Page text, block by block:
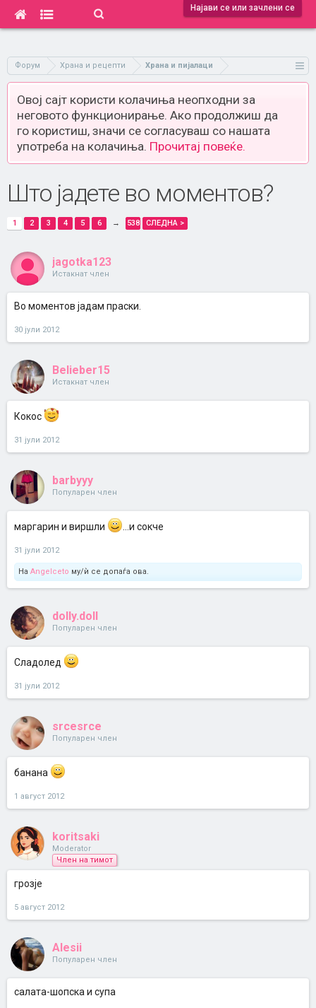
Најави се или зачлени се
Форум Храна и рецепти Храна и пијалаци
Овој сајт користи колачиња неопходни за
неговото функционирање. Ако продолжиш да
го користиш, значи се согласуваш со нашата
употреба на колачиња. Прочитај повеќе.
Што јадете во моментов?
1 2 3 4 5 6 → 538 СЛЕДНА >
jagotka123
Истакнат член
Во моментов јадам праски.
30 јули 2012
Belieber15
Истакнат член
Кокос
31 јули 2012
barbyyy
Популарен член
маргарин и виршли ...и сокче
31 јули 2012
На Angelceto му/ѝ се допаѓа ова.
dolly.doll
Популарен член
Сладолед
31 јули 2012
srcesrce
Популарен член
банана
1 август 2012
koritsaki
Moderator
Член на тимот
грозје
5 август 2012
Alesii
Популарен член
салата-шопска и супа